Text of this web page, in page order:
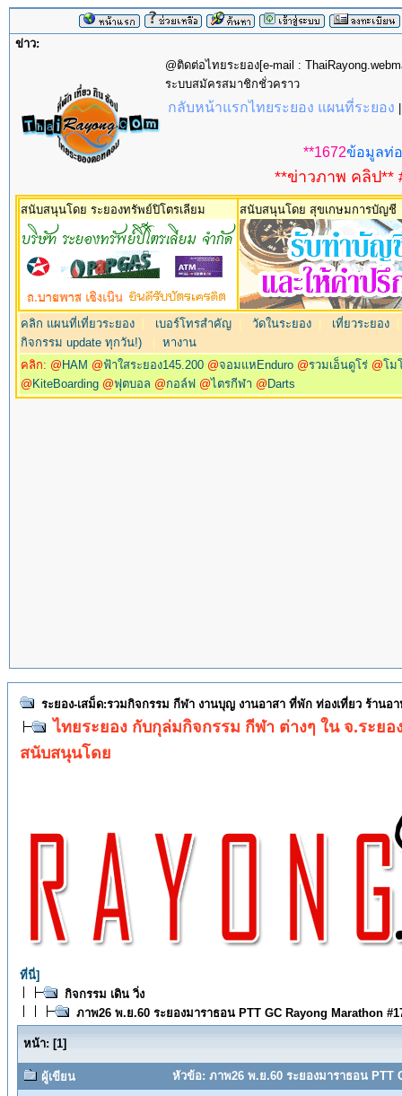
ข่าว:
@ติดต่อไทยระยอง[e-mail :
ระบบสมัครสมาชิกชั่วคราว
กลับหน้าแรกไทยระยอง แผนที่ระยอง
**1672ข้อมูลท่
**ข่าวภาพ คลิป**
สนับสนุนโดย ระยองทรัพย์ปิโตรเลียม สนับสนุนโดย สุขเกษมการบัญชี
คลิก แผนที่เที่ยวระยอง เบอร์โทรสำคัญ วัดในระยอง เที่ยวระยอง
กิจกรรม update ทุกวัน!) |หางาน
คลิก: @ HAM @ฟ้าใสระยอง145.200 @จอมแหEnduro @รวมเอ็นดูโร่ @โม
@ KiteBoarding @ฟุตบอล @กอล์ฟ @ไตรกีฬา @ Darts
ระยอง-เสม็ด:รวมกิจกรรม กีฬา งานบุญ งานอาสา ที่พัก ท่องเที่ยว ร้านอ
ไทยระยอง กับกุล่มกิจกรรม กีฬา ต่างๆ ใน จ.ระยอ
สนับสนุนโดย
ที่นี่]
กิจกรรม เดิน วิ่ง
ภาพ26 พ.ย.60 ระยองมาราธอน PTT GC Rayong Marathon
หน้า: [1]
ผู้เขียน หัวข้อ: ภาพ26 พ.ย.60 ระยองมาราธอน PTT